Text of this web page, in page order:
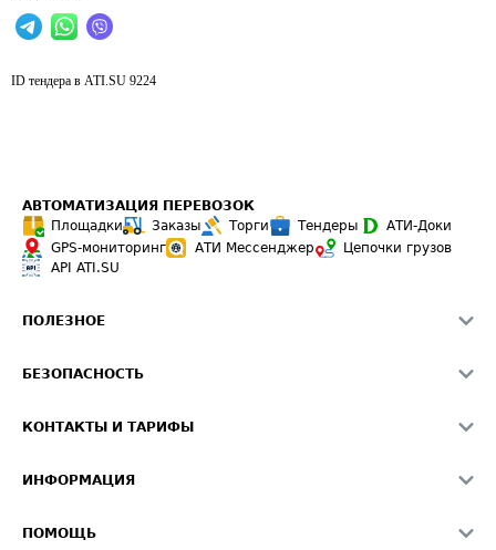
ID тендера в ATI.SU 9224
АВТОМАТИЗАЦИЯ ПЕРЕВОЗОК
Площадки
Заказы Торги Тендеры
АТИ-Доки
GPS-мониторинг
АТИ Мессенджер
Цепочки грузов
API ATI.SU
ПОЛЕЗНОЕ
Звезды ATI.SU на вашем сайте
Средние ставки
БЕЗОПАСНОСТЬ
Светофор+
О формировании Паспорта
КОНТАКТЫ И ТАРИФЫ
Реклама на сайте
ИНФОРМАЦИЯ
ПОМОЩЬ